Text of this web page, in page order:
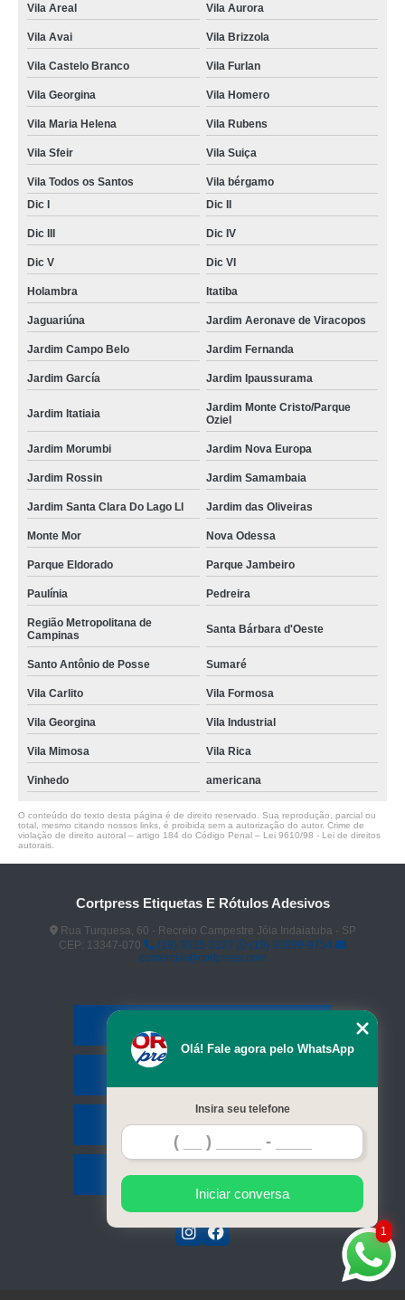
Vila Areal Vila Aurora
Vila Avai Vila Brizzola
Vila Castelo Branco Vila Furlan
Vila Georgina Vila Homero
Vila Maria Helena Vila Rubens
Vila Sfeir Vila Suiça
Vila Todos os Santos
Vila bérgamo
Dic I
Dic II
Dic III Dic IV
Dic V Dic VI
Holambra Itatiba
Jaguariúna Jardim Aeronave de Viracopos
Jardim Campo Belo Jardim Fernanda
Jardim García Jardim Ipaussurama
Jardim Itatiaia
Jardim Monte Cristo/Parque
Oziel
Jardim Morumbi Jardim Nova Europa
Jardim Rossin Jardim Samambaia
Jardim Santa Clara Do Lago Ll Jardim das Oliveiras
Monte Mor Nova Odessa
Parque Eldorado Parque Jambeiro
Paulínia Pedreira
Região Metropolitana de
Campinas
Santa Bárbara d'Oeste
Santo Antônio de Posse Sumaré
Vila Carlito Vila Formosa
Vila Georgina Vila Industrial
Vila Mimosa Vila Rica
Vinhedo americana
O conteúdo do texto desta página é de direito reservado. Sua reprodução, parcial ou
total, mesmo citando nossos links, é proibida sem a autorização do autor. Crime de
violação de direito autoral – artigo 184 do Código Penal – Lei 9610/98 - Lei de direitos
autorais
Cortpress Etiquetas E Rótulos Adesivos
Rua Turquesa, 60 - Recreio Campestre Jóia Indaiatuba - SP
CEP: 13347-070
(19) 3935-3327
(19) 99899-9754
comercial@cortpress.com
Contato
Mapa do site
1
Olá! Fale agora pelo WhatsApp
Insira seu telefone
Iniciar conversa